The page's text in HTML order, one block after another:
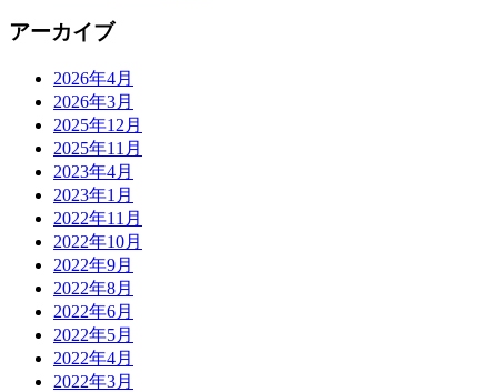
アーカイブ
2026年4月
2026年3月
2025年12月
2025年11月
2023年4月
2023年1月
2022年11月
2022年10月
2022年9月
2022年8月
2022年6月
2022年5月
2022年4月
2022年3月